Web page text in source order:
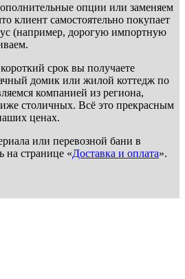
опции или заменяем
клиент самостоятельно покупает
(например, дорогую импортную
срок вы получаете
домик или жилой коттедж по
компанией из региона,
столичных. Всё это прекрасным
ценах.
или перевозной бани в
на странице «Доставка и оплата».